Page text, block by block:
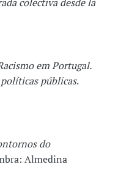
em Portugal.
públicas.
do
Almedina